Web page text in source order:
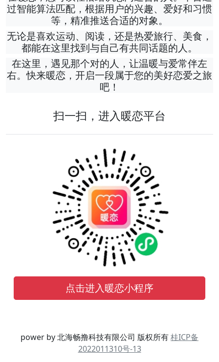
过智能算法匹配，根据用户的兴趣、爱好和习惯
等，精准推送合适的对象。
无论是喜欢运动、阅读，还是热爱旅行、美食，
都能在这里找到与自己有共同话题的人。
在这里，遇见那个对的人，让温暖与爱常伴左
右。快来暖恋，开启一段属于您的美好恋爱之旅
吧！
扫一扫，进入暖恋平台
点击进入暖恋小程序
power by 北海畅撸科技有限公司 版权所有桂ICP备
2022011310号-13